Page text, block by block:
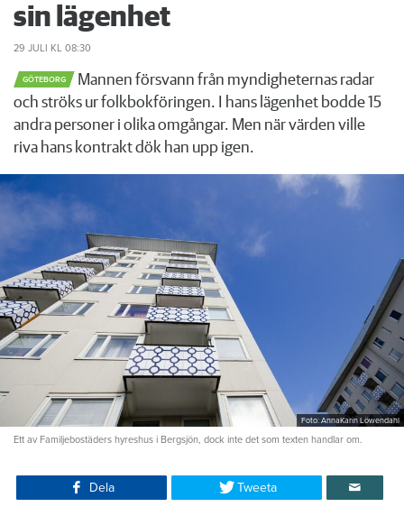
sin lägenhet
29 JULI KL 08:30
GÖTEBORG
Mannen försvann från myndigheternas radar
och ströks ur folkbokföringen. I hans lägenhet bodde 15
andra personer i olika omgångar. Men när värden ville
riva hans kontrakt dök han upp igen.
Foto: AnnaKarin Löwendahl
Ett av Familjebostäders hyreshus i Bergsjön, dock inte det som texten handlar om.
Dela Tweeta